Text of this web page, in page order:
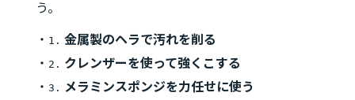
う。
・ 1. 金属製のヘラで汚れを削る
・ 2. クレンザーを使って強くこする
・ 3. メラミンスポンジを力任せに使う